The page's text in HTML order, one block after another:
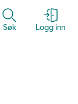
Søk Logg inn